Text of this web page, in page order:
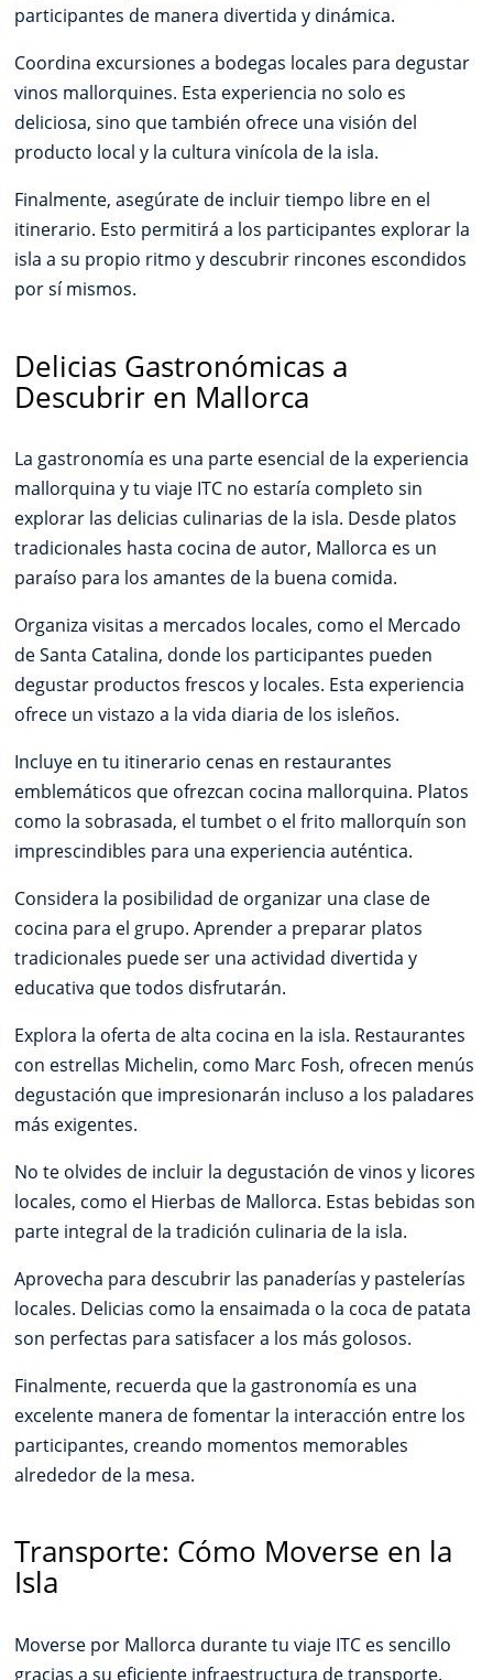
participantes de manera divertida y dinámica.
Coordina excursiones a bodegas locales para degustar
vinos mallorquines. Esta experiencia no solo es
deliciosa, sino que también ofrece una visión del
producto local y la cultura vinícola de la isla.
Finalmente, asegúrate de incluir tiempo libre en el
itinerario. Esto permitirá a los participantes explorar la
isla a su propio ritmo y descubrir rincones escondidos
por sí mismos.
Delicias Gastronómicas a
Descubrir en Mallorca
La gastronomía es una parte esencial de la experiencia
mallorquina y tu viaje ITC no estaría completo sin
explorar las delicias culinarias de la isla. Desde platos
tradicionales hasta cocina de autor, Mallorca es un
paraíso para los amantes de la buena comida.
Organiza visitas a mercados locales, como el Mercado
de Santa Catalina, donde los participantes pueden
degustar productos frescos y locales. Esta experiencia
ofrece un vistazo a la vida diaria de los isleños.
Incluye en tu itinerario cenas en restaurantes
emblemáticos que ofrezcan cocina mallorquina. Platos
como la sobrasada, el tumbet o el frito mallorquín son
imprescindibles para una experiencia auténtica.
Considera la posibilidad de organizar una clase de
cocina para el grupo. Aprender a preparar platos
tradicionales puede ser una actividad divertida y
educativa que todos disfrutarán.
Explora la oferta de alta cocina en la isla. Restaurantes
con estrellas Michelin, como Marc Fosh, ofrecen menús
degustación que impresionarán incluso a los paladares
más exigentes.
No te olvides de incluir la degustación de vinos y licores
locales, como el Hierbas de Mallorca. Estas bebidas son
parte integral de la tradición culinaria de la isla.
Aprovecha para descubrir las panaderías y pastelerías
locales. Delicias como la ensaimada o la coca de patata
son perfectas para satisfacer a los más golosos.
Finalmente, recuerda que la gastronomía es una
excelente manera de fomentar la interacción entre los
participantes, creando momentos memorables
alrededor de la mesa.
Transporte: Cómo Moverse en la
Isla
Moverse por Mallorca durante tu viaje ITC es sencillo
gracias a su eficiente infraestructura de transporte.